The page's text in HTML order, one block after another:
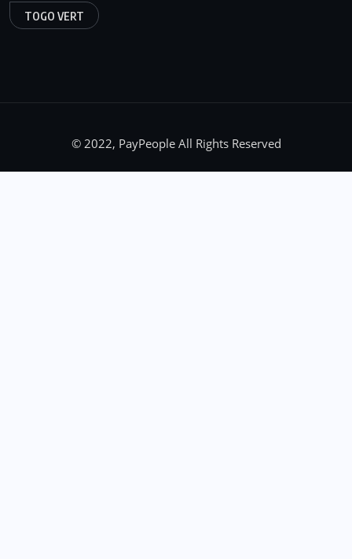
TOGO VERT
© 2022, PayPeople All Rights Reserved